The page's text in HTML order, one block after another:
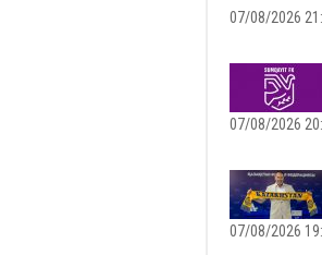
07/08/2026
07/08/2026
07/08/2026